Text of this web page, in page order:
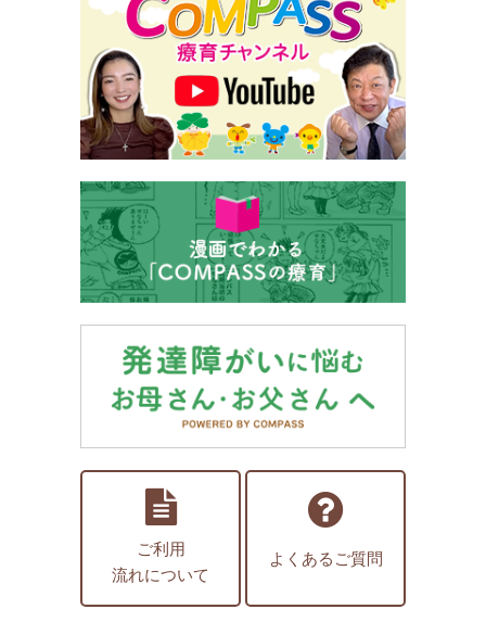
ご利用
流れについて
よくあるご質問